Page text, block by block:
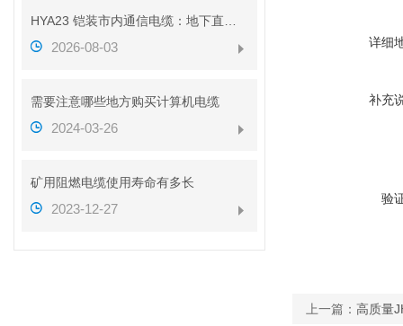
2026-08-03
需要注意哪些地方购买计算机电缆
2024-03-26
矿用阻燃电缆使用寿命有多长
2023-12-27
详细
补充
验
上一篇： 高质量